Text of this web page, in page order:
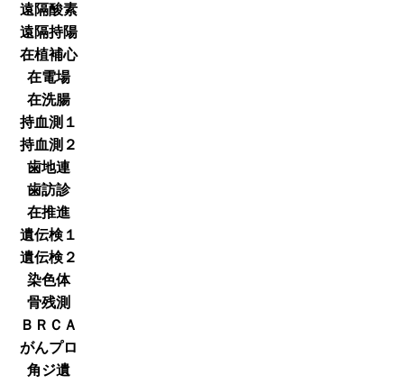
遠隔酸素
遠隔持陽
在植補心
在電場
在洗腸
持血測１
持血測２
歯地連
歯訪診
在推進
遺伝検１
遺伝検２
染色体
骨残測
ＢＲＣＡ
がんプロ
角ジ遺